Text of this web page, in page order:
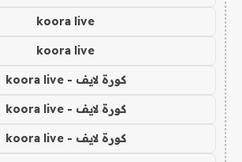
koora live
koora live
كورة لايف - koora live
كورة لايف - koora live
كورة لايف - koora live